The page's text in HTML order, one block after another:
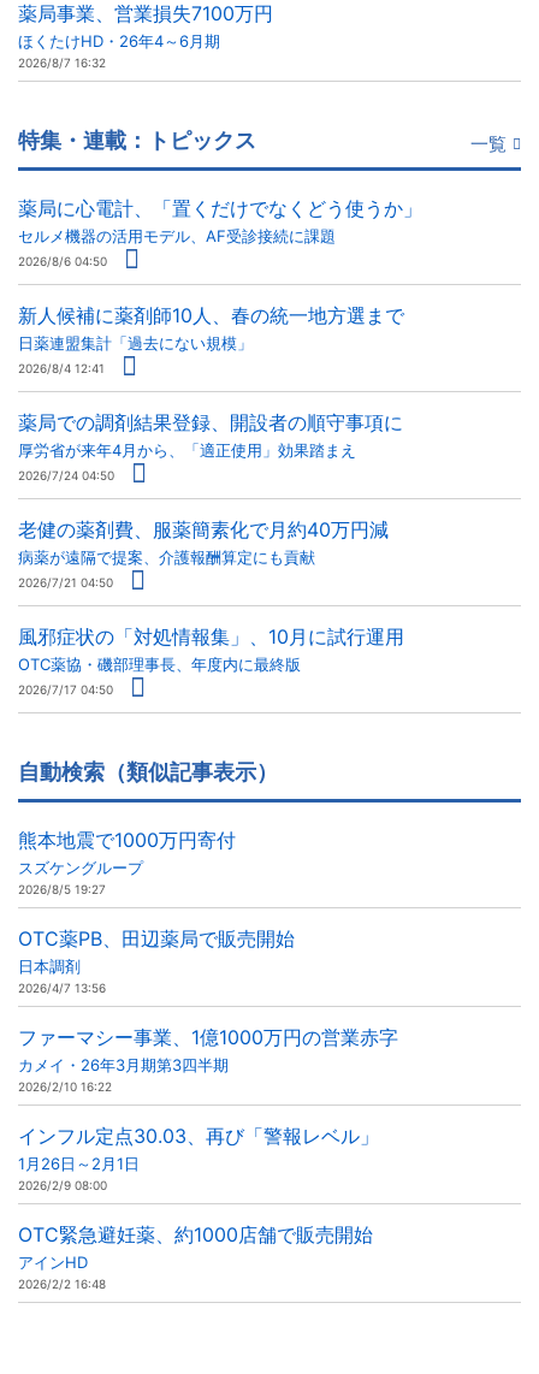
薬局事業、営業損失7100万円
ほくたけHD・26年4～6月期
2026/8/7 16:32
特集・連載：トピックス 一覧
薬局に心電計、「置くだけでなくどう使うか」
セルメ機器の活用モデル、AF受診接続に課題
2026/8/6 04:50
新人候補に薬剤師10人、春の統一地方選まで
日薬連盟集計「過去にない規模」
2026/8/4 12:41
薬局での調剤結果登録、開設者の順守事項に
厚労省が来年4月から、「適正使用」効果踏まえ
2026/7/24 04:50
老健の薬剤費、服薬簡素化で月約40万円減
病薬が遠隔で提案、介護報酬算定にも貢献
2026/7/21 04:50
風邪症状の「対処情報集」、10月に試行運用
OTC薬協・磯部理事長、年度内に最終版
2026/7/17 04:50
自動検索（類似記事表示）
熊本地震で1000万円寄付
スズケングループ
2026/8/5 19:27
OTC薬PB、田辺薬局で販売開始
日本調剤
2026/4/7 13:56
ファーマシー事業、1億1000万円の営業赤字
カメイ・26年3月期第3四半期
2026/2/10 16:22
インフル定点30.03、再び「警報レベル」
1月26日～2月1日
2026/2/9 08:00
OTC緊急避妊薬、約1000店舗で販売開始
アインHD
2026/2/2 16:48